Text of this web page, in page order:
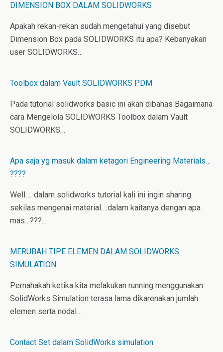
DIMENSION BOX DALAM SOLIDWORKS
Apakah rekan-rekan sudah mengetahui yang disebut
Dimension Box pada SOLIDWORKS itu apa? Kebanyakan
user SOLIDWORKS…
Toolbox dalam Vault SOLIDWORKS PDM
Pada tutorial solidworks basic ini akan dibahas Bagaimana
cara Mengelola SOLIDWORKS Toolbox dalam Vault
SOLIDWORKS…
Apa saja yg masuk dalam ketagori Engineering Materials…
????
Well…. dalam solidworks tutorial kali ini ingin sharing
sekilas mengenai material….dalam kaitanya dengan apa
mas…???…
MERUBAH TIPE ELEMEN DALAM SOLIDWORKS
SIMULATION
Pernahakah ketika kita melakukan running menggunakan
SolidWorks Simulation terasa lama dikarenakan jumlah
elemen serta nodal…
Contact Set dalam SolidWorks simulation